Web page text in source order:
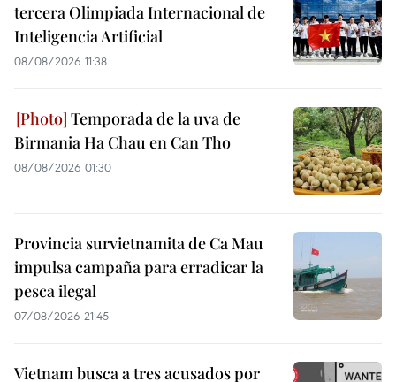
tercera Olimpiada Internacional de
Inteligencia Artificial
08/08/2026 11:38
Temporada de la uva de
Birmania Ha Chau en Can Tho
08/08/2026 01:30
Provincia survietnamita de Ca Mau
impulsa campaña para erradicar la
pesca ilegal
07/08/2026 21:45
Vietnam busca a tres acusados por